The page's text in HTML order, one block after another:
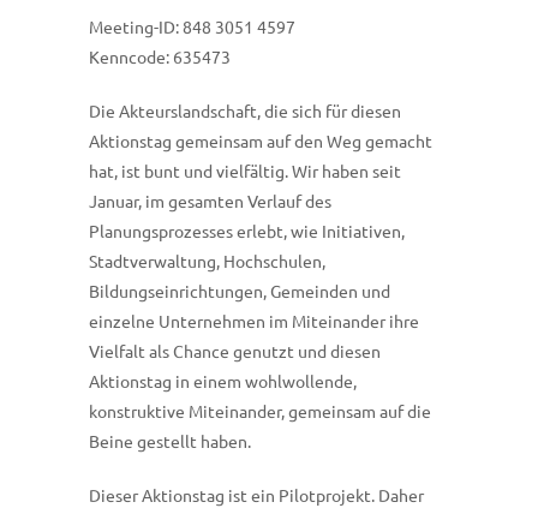
Meeting-ID: 848 3051 4597
Kenncode: 635473
Die Akteurslandschaft, die sich für diesen
Aktionstag gemeinsam auf den Weg gemacht
hat, ist bunt und vielfältig. Wir haben seit
Januar, im gesamten Verlauf des
Planungsprozesses erlebt, wie Initiativen,
Stadtverwaltung, Hochschulen,
Bildungseinrichtungen, Gemeinden und
einzelne Unternehmen im Miteinander ihre
Vielfalt als Chance genutzt und diesen
Aktionstag in einem wohlwollende,
konstruktive Miteinander, gemeinsam auf die
Beine gestellt haben.
Dieser Aktionstag ist ein Pilotprojekt. Daher